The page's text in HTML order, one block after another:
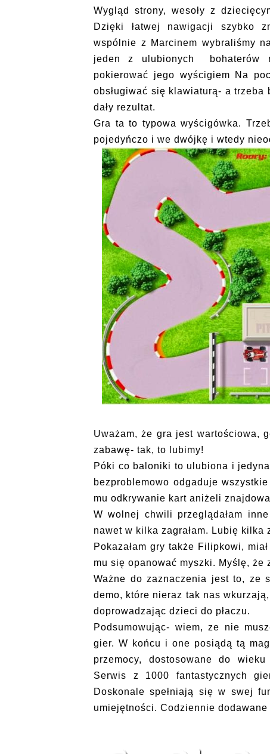
Wygląd strony, wesoły z
Dzięki łatwej nawigacji szybko
wspólnie z Marcinem wybraliśmy
jeden z ulubionych
bohaterów
pokierować jego wyścigiem Na
obsługiwać się klawiaturą- a trzeba
dały rezultat.
Gra ta to typowa wyścigówka.
pojedyńczo i we dwójkę i wtedy
Uważam, że gra jest wartościowa,
zabawę- tak, to lubimy!
Póki co baloniki to ulubiona i
bezproblemowo odgaduje
mu odkrywanie kart aniżeli
W wolnej chwili przeglądałam
nawet w kilka zagrałam. Lubię kilka
Pokazałam gry także Filipkowi,
mu się opanować myszki. Myślę, że
Ważne do zaznaczenia jest to, ze
demo, które nieraz tak nas
doprowadzając dzieci do płaczu.
Podsumowując- wiem, ze nie
gier. W końcu i one posiądą tą
przemocy, dostosowane do
Serwis z 1000 fantastycznych
Doskonale spełniają się w swej
umiejętności. Codziennie dodawane